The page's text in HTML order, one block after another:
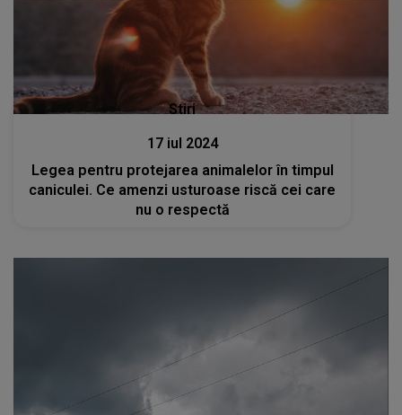
Stiri
17 iul 2024
Legea pentru protejarea animalelor în timpul
caniculei. Ce amenzi usturoase riscă cei care
nu o respectă